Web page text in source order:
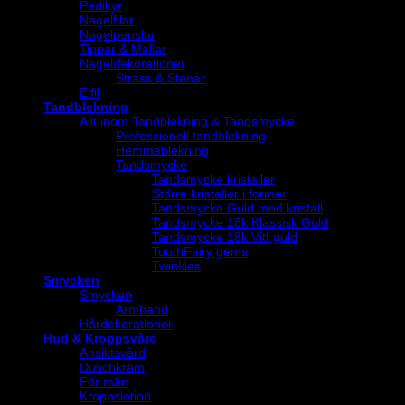
Pedikyr
Nagelfilar
Nagelpenslar
Tippar & Mallar
Nageldekorationer
Strass & Stenar
Elfil
Tandblekning
Allt inom Tandblekning & Tandsmycke
Professionell tandblekning
Hemmablekning
Tandsmycke
Tandsmycke kristaller
Större kristaller i former
Tandsmycke Guld med kristall
Tandsmycke 18k Klassisk Guld
Tandsmycke 18k Vitt guld
ToothFairy gems
Twinkles
Smycken
Smycken
Armband
Hårdekorationer
Hud & Kroppsvård
Ansiktsvård
Duschkräm
För män
Kroppslotion